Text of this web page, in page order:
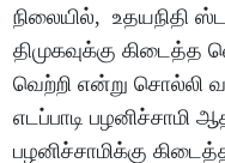
நிலையில், உதயநிதி
திமுகவுக்கு கிடைத்த
வெற்றி என்று சொல்லி
எடப்பாடி பழனிச்சாமி
பழனிச்சாமிக்கு